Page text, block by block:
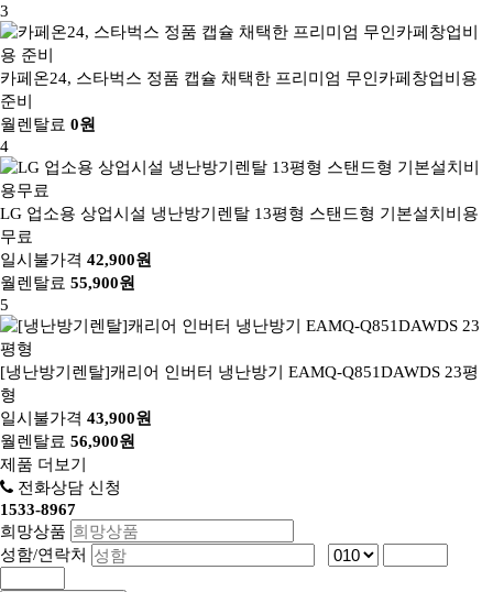
3
카페온24, 스타벅스 정품 캡슐 채택한 프리미엄 무인카페창업비용
준비
월렌탈료 0원
4
LG 업소용 상업시설 냉난방기렌탈 13평형 스탠드형 기본설치비용
무료
일시불가격 42,900원
월렌탈료 55,900원
5
[냉난방기렌탈]캐리어 인버터 냉난방기 EAMQ-Q851DAWDS 23평
형
일시불가격 43,900원
월렌탈료 56,900원
제품 더보기
전화상담 신청
1533-8967
희망상품
성함/연락처